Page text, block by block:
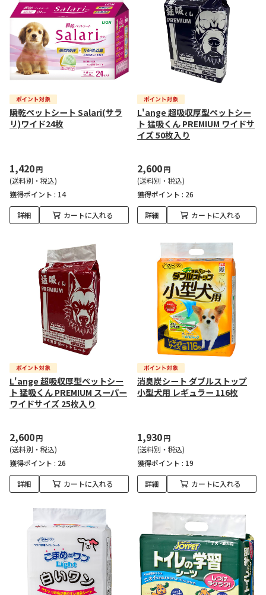
瞬乾ペットシート Salari(サラ
リ)ワイド24枚
1,420円
(送料別・税込)
獲得ポイント : 14
詳細 カートに入れる
L'ange 超吸収厚型ペットシー
ト 猛吸くん PREMIUM ワイドサ
イズ 50枚入り
2,600円
(送料別・税込)
獲得ポイント : 26
詳細 カートに入れる
L'ange 超吸収厚型ペットシー
ト 猛吸くん PREMIUM スーパー
ワイドサイズ 25枚入り
2,600円
(送料別・税込)
獲得ポイント : 26
詳細 カートに入れる
消臭炭シート ダブルストップ
小型犬用 レギュラー 116枚
1,930円
(送料別・税込)
獲得ポイント : 19
詳細 カートに入れる